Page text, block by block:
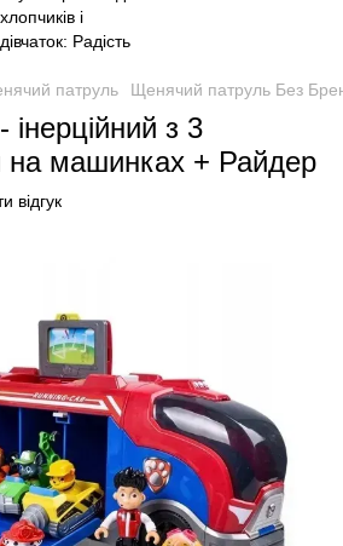
патруль Щенячий патруль Без
інерційний з 3
на машинках + Райдер
відгук